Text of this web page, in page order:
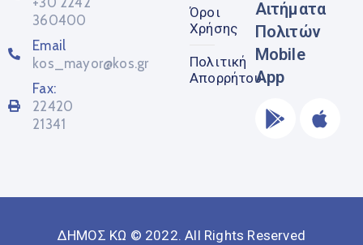
360400
Email
kos_mayor@kos.gr
Fax:
22420
21341
Όροι
Χρήσης
Πολιτική
Απορρήτου
Αιτήματα
Πολιτών
Mobile
App
ΔΗΜΟΣ ΚΩ © 2022. All Rights Reserved